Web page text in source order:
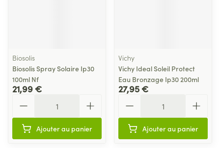
Biosolis
Biosolis Spray Solaire Ip30
100ml Nf
21,99 €
Ajouter au panier
Vichy
Vichy Ideal Soleil Protect
Eau Bronzage Ip30 200ml
27,95 €
Ajouter au panier